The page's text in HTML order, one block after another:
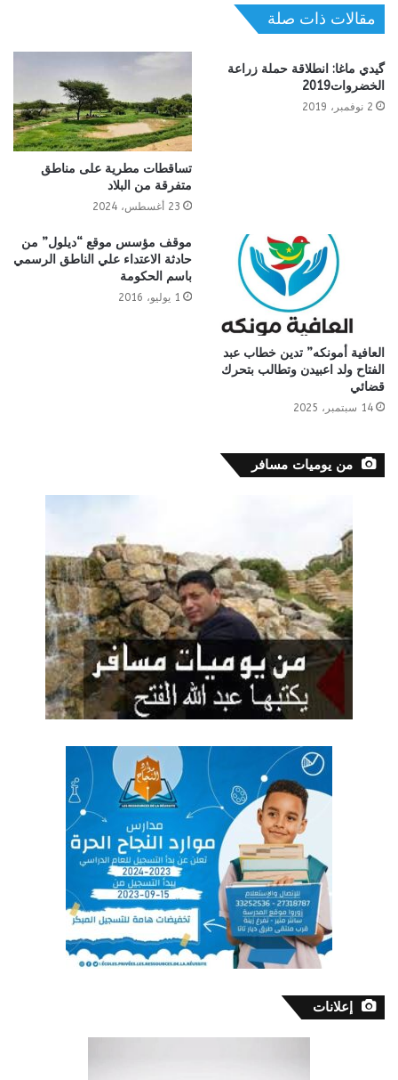
مقالات ذات صلة
گيدي ماغا: انطلاقة حملة زراعة
الخضروات2019
2 نوفمبر، 2019
تساقطات مطرية على مناطق
متفرقة من البلاد
23 أغسطس، 2024
العافية أمونكه” تدين خطاب عبد
الفتاح ولد اعبيدن وتطالب بتحرك
قضائي
14 سبتمبر، 2025
موقف مؤسس موقع “ديلول” من
حادثة الاعتداء علي الناطق الرسمي
باسم الحكومة
1 يوليو، 2016
من يوميات مسافر
إعلانات